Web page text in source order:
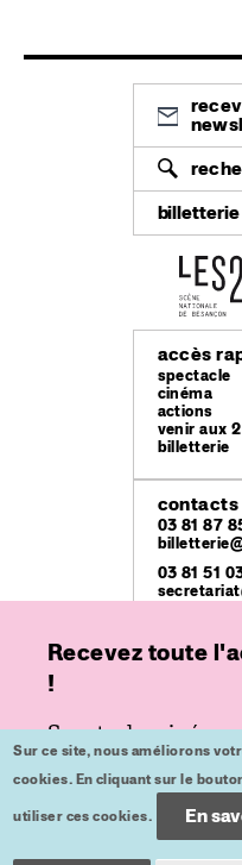
billetterie
accès
spectacle
cinéma
actions
venir aux
billetterie
contacts
03 81 87
03 81 51
lieux
place de
place du
crédits
Recevez toute
!
Spectacle, cinéma
inscrivez-vous à
pour ne plus rien
Sur ce site, nous améliorons
cookies. En cliquant sur le
utiliser ces cookies. En